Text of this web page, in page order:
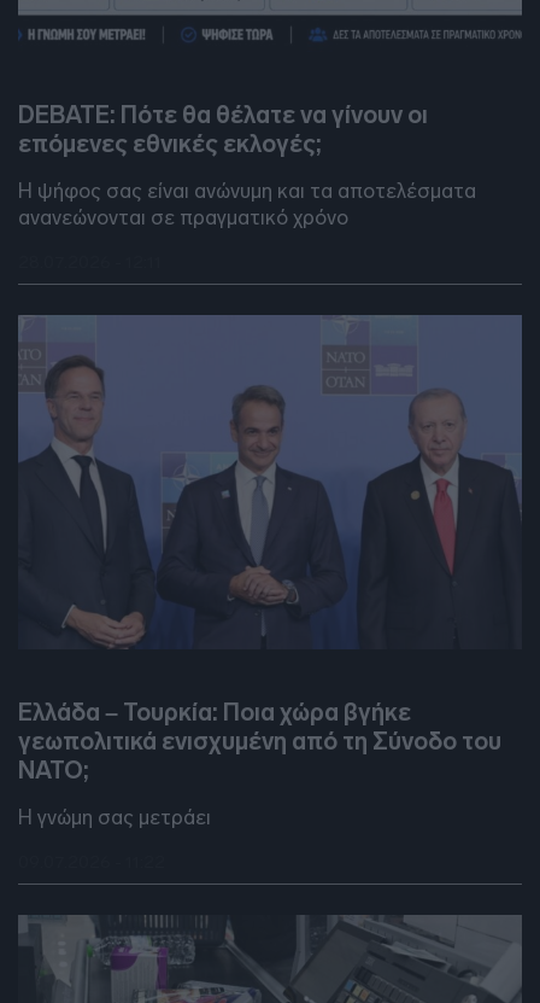
DEBATE: Πότε θα θέλατε να γίνουν οι
επόμενες εθνικές εκλογές;
Η ψήφος σας είναι ανώνυμη και τα αποτελέσματα
ανανεώνονται σε πραγματικό χρόνο
Ελλάδα – Τουρκία: Ποια χώρα βγήκε
γεωπολιτικά ενισχυμένη από τη Σύνοδο του
ΝΑΤΟ;
Η γνώμη σας μετράει